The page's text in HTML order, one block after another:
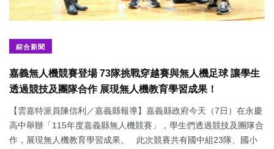
綜合新聞
嘉義無人機競賽登場 73隊挑戰穿越賽與無人機足球 讓學生
透過競技及團隊合作 展現無人機教育學習成果！
【雲嘉特派員陳信利／嘉義縣報導】嘉義縣政府今天（7日）在永慶
高中舉辦「115年度嘉義縣無人機競賽」，學生們透過競技及團隊合
作，展現無人機教育學習成果。 此次競賽共有國中組23隊、國小